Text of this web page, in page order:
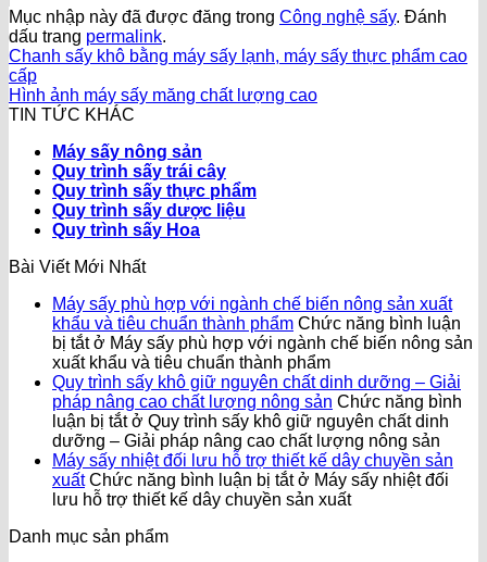
Mục nhập này đã được đăng trong Công nghệ sấy. Đánh
dấu trang permalink.
Chanh sấy khô bằng máy sấy lạnh, máy sấy thực phẩm cao
cấp
Hình ảnh máy sấy măng chất lượng cao
TIN TỨC KHÁC
Máy sấy nông sản
Quy trình sấy trái cây
Quy trình sấy thực phẩm
Quy trình sấy dược liệu
Quy trình sấy Hoa
Bài Viết Mới Nhất
Máy sấy phù hợp với ngành chế biến nông sản xuất
khẩu và tiêu chuẩn thành phẩm Chức năng bình luận
bị tắtở Máy sấy phù hợp với ngành chế biến nông sản
xuất khẩu và tiêu chuẩn thành phẩm
Quy trình sấy khô giữ nguyên chất dinh dưỡng – Giải
pháp nâng cao chất lượng nông sản Chức năng bình
luận bị tắtở Quy trình sấy khô giữ nguyên chất dinh
dưỡng – Giải pháp nâng cao chất lượng nông sản
Máy sấy nhiệt đối lưu hỗ trợ thiết kế dây chuyền sản
xuất Chức năng bình luận bị tắtở Máy sấy nhiệt đối
lưu hỗ trợ thiết kế dây chuyền sản xuất
Danh mục sản phẩm